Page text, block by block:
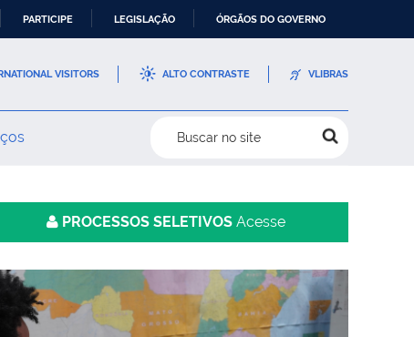
PARTICIPE LEGISLAÇÃO ÓRGÃOS DO GOVERNO
VISITORS ALTO CONTRASTE VLIBRAS
Buscar no site
PROCESSOS SELETIVOS Acesse